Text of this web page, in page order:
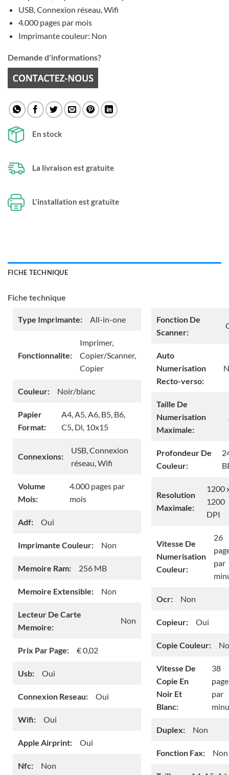
USB, Connexion réseau, Wifi
4.000 pages par mois
Imprimante couleur: Non
Demande d'informations?
En stock
La livraison est gratuite
L'installation est gratuite
FICHE TECHNIQUE
Fiche technique
Type Imprimante: All-in-one
Fonctionnalite:
Imprimer,
Copier/Scanner,
Copier
Couleur: Noir/blanc
Papier
Format:
A4, A5, A6, B5, B6,
C5, Dl, 10x15
Connexions:
USB, Connexion
réseau, Wifi
Volume
Mois:
4.000 pages par
mois
Adf: Oui
Imprimante Couleur: Non
Memoire Ram: 256 MB
Memoire Extensible: Non
Lecteur De Carte
Memoire:
Non
Prix Par Page: € 0,02
Usb: Oui
Connexion Reseau: Oui
Wifi: Oui
Apple Airprint: Oui
Nfc: Non
Fonction De
Scanner:
Auto
Numerisation
Recto-verso:
Taille De
Numerisation
Maximale:
Profondeur De
Couleur:
Resolution
Maximale:
1200
1200
DPI
Vitesse De
Numerisation
Couleur:
26
par
Ocr: Non
Copieur: Oui
Copie Couleur:
Vitesse De
Copie En
Noir Et
Blanc:
38
par
Duplex: Non
Fonction Fax: Non